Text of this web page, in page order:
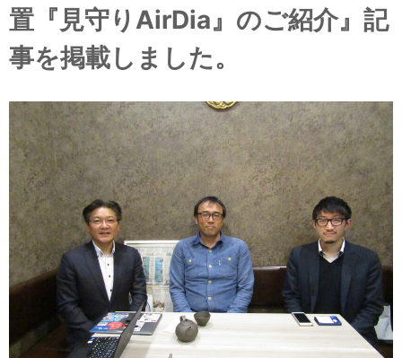
置『見守りAirDia』のご紹介』記
事を掲載しました。